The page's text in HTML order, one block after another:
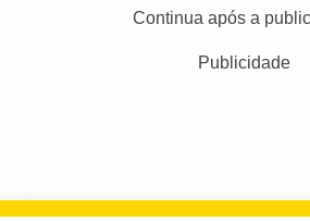
Continua após a
Publicidade